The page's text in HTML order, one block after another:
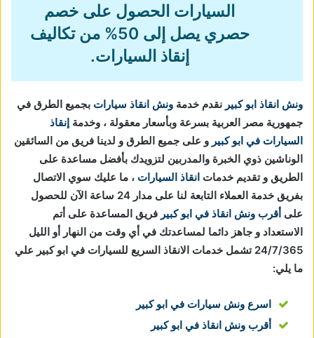
السيارات الحصول على خصم
حصري يصل إلى 50% من تكاليف
إنقاذ السيارات.
ونش انقاذ ابو كبير نقدم خدمة ونش انقاذ سيارات بجميع الطرق في
جمهورية مصر العربية بسرعة وبأسعار معقولة ، وخدمة إنقاذ
السيارات في ابو كبير و على جميع الطرق و لدينا فريق من السائقين
الوناشين ذوي الخبرة والمدربين لتزويدك بأفضل مساعدة على
الطريق و تقديم خدمات انقاذ السيارات ، ما عليك سوي الاتصال
بفريق خدمة العملاء التابعة لنا على مدار 24 ساعة الآن للحصول
على أقرب ونش انقاذ في ابو كبير فريق المساعدة على أتم
الاستعداد و جاهز دائما لمساعدتك في أي وقت من النهار أو الليل
24/7/365 تشمل خدمات الانقاذ السريع للسيارات في ابو كبير علي
ما يلي:
اسرع ونش سيارات في ابو كبير
أقرب ونش انقاذ في ابو كبير